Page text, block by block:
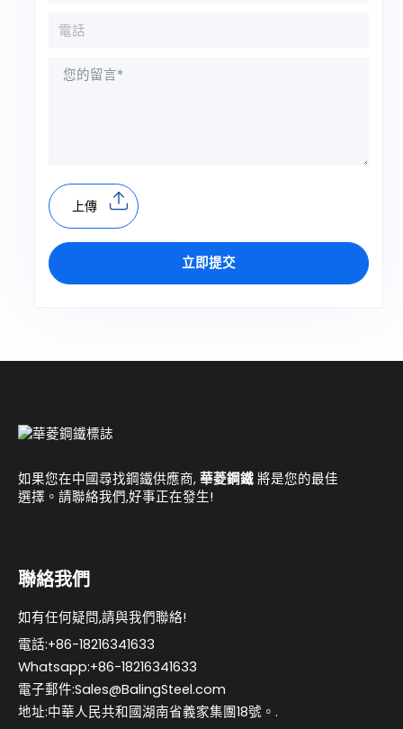
上傳
立即提交
t
n
t
e
:
如果您在中國尋找鋼鐵供應商, 華菱鋼鐵 將是您的最佳
選擇。請聯絡我們,好事正在發生!
聯絡我們
如有任何疑問,請與我們聯絡!
電話:+86-18216341633
Whatsapp:+86-18216341633
電子郵件:Sales@BalingSteel.com
地址:中華人民共和國湖南省義家集團18號。.